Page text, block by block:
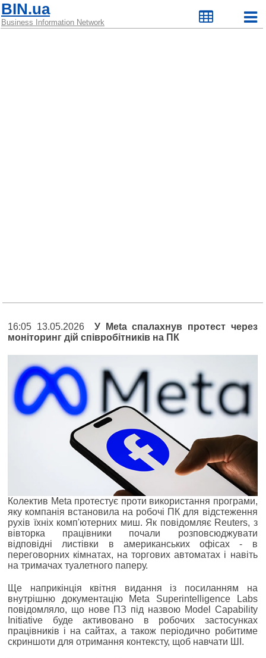
BIN.ua
Business Information Network
16:05 13.05.2026 У Meta спалахнув протест через
моніторинг дій співробітників на ПК
Колектив Meta протестує проти використання програми,
яку компанія встановила на робочі ПК для відстеження
рухів їхніх комп'ютерних миш. Як повідомляє Reuters, з
вівторка працівники почали розповсюджувати
відповідні листівки в американських офісах - в
переговорних кімнатах, на торгових автоматах і навіть
на тримачах туалетного паперу.
Ще наприкінція квітня видання із посиланням на
внутрішню документацію Meta Superintelligence Labs
повідомляло, що нове ПЗ під назвою Model Capability
Initiative буде активовано в робочих застосунках
працівників і на сайтах, а також періодично робитиме
скриншоти для отримання контексту, щоб навчати ШІ.